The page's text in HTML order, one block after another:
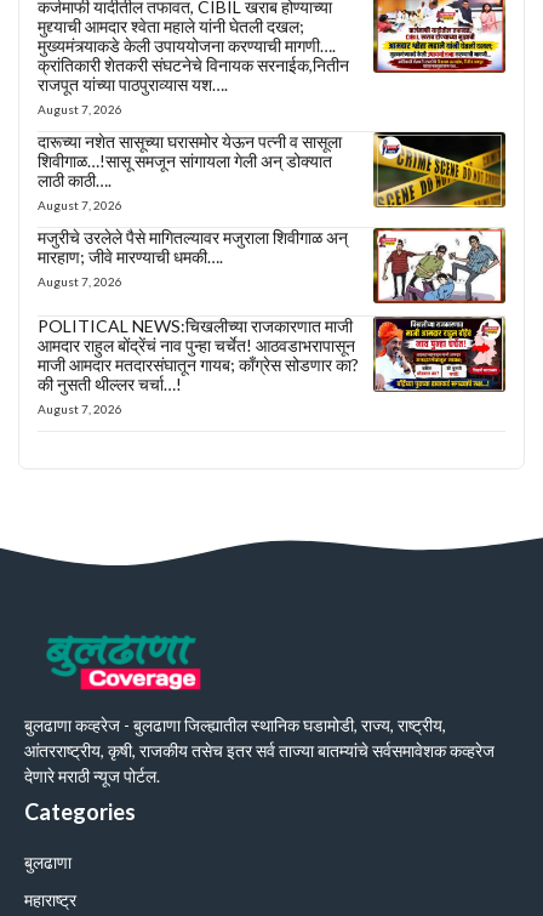
कर्जमाफी यादीतील तफावत, CIBIL खराब होण्याच्या
मुद्द्याची आमदार श्वेता महाले यांनी घेतली दखल;
मुख्यमंत्र्याकडे केली उपाययोजना करण्याची मागणी….
क्रांतिकारी शेतकरी संघटनेचे विनायक सरनाईक,नितीन
राजपूत यांच्या पाठपुराव्यास यश….
August 7, 2026
दारूच्या नशेत सासूच्या घरासमोर येऊन पत्नी व सासूला
शिवीगाळ…!सासू समजून सांगायला गेली अन् डोक्यात
लाठी काठी….
August 7, 2026
मजुरीचे उरलेले पैसे मागितल्यावर मजुराला शिवीगाळ अन्
मारहाण; जीवे मारण्याची धमकी….
August 7, 2026
POLITICAL NEWS:चिखलीच्या राजकारणात माजी
आमदार राहुल बोंद्रेंचं नाव पुन्हा चर्चेत! आठवडाभरापासून
माजी आमदार मतदारसंघातून गायब; काँग्रेस सोडणार का?
की नुसती थील्लर चर्चा…!
August 7, 2026
बुलढाणा कव्हरेज - बुलढाणा जिल्ह्यातील स्थानिक घडामोडी, राज्य, राष्ट्रीय,
आंतरराष्ट्रीय, कृषी, राजकीय तसेच इतर सर्व ताज्या बातम्यांचे सर्वसमावेशक कव्हरेज
देणारे मराठी न्यूज पोर्टल.
Categories
बुलढाणा
महाराष्ट्र